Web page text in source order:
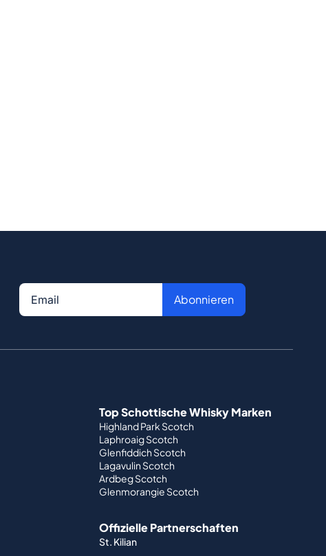
Abonnieren
Top Schottische Whisky Marken
Highland Park Scotch
Laphroaig Scotch
Glenfiddich Scotch
Lagavulin Scotch
Ardbeg Scotch
Glenmorangie Scotch
Offizielle Partnerschaften
St. Kilian